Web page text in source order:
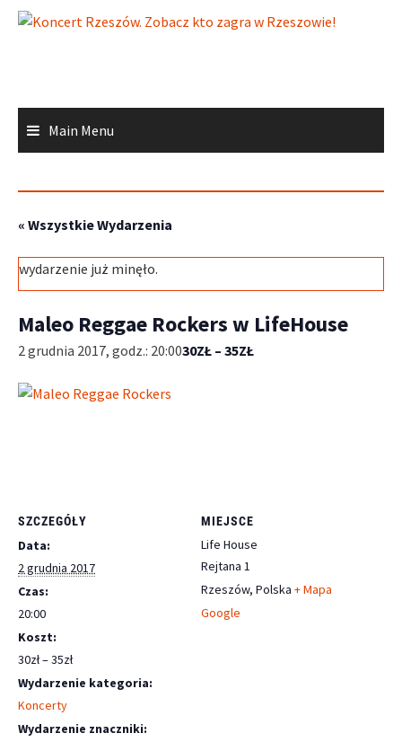
Skip
Main Menu
« Wszystkie Wydarzenia
wydarzenie już minęło.
Maleo Reggae Rockers w LifeHouse
2 grudnia 2017, godz.: 20:0030ZŁ – 35ZŁ
SZCZEGÓŁY
Data:
2 grudnia 2017
Czas:
20:00
Koszt:
30zł – 35zł
Wydarzenie kategoria:
Koncerty
Wydarzenie znaczniki:
MIEJSCE
Life House
Rejtana 1
Rzeszów, Polska + Mapa
Google